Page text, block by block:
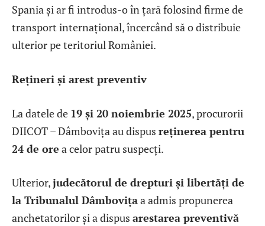
Spania și ar fi introdus-o în țară folosind firme de
transport internațional, încercând să o distribuie
ulterior pe teritoriul României.
Rețineri și arest preventiv
La datele de 19 și 20 noiembrie 2025, procurorii
DIICOT – Dâmbovița au dispus reținerea pentru
24 de ore a celor patru suspecți.
Ulterior,judecătorul de drepturi și libertăți de
la Tribunalul Dâmbovițaa admis propunerea
anchetatorilor și a dispus arestarea preventivă